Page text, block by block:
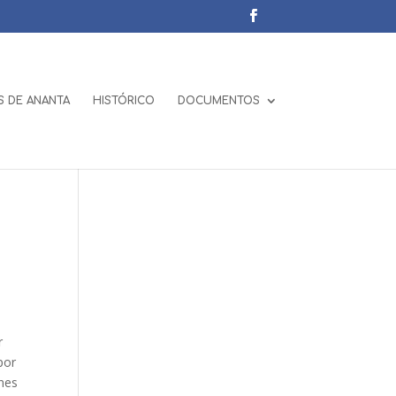
DE ANANTA HISTÓRICO DOCUMENTOS